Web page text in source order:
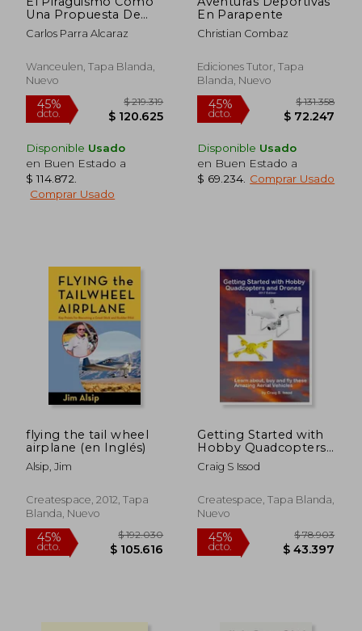
45%
Una Propuesta De
Enseñanza Recreativa
Carlos Parra Alcaraz
Wanceulen, Tapa Blanda,
Nuevo
Disponible Usado
en Buen Estado a
$ 114.872
Comprar Usado
En Parapente
Christian Combaz
Ediciones Tutor, Tapa
Blanda, Nuevo
Disponible Usado
en Buen Estado a
$ 69.234 Comprar Usado
flying the tail wheel
airplane (en Inglés)
Alsip, Jim
Createspace, 2012, Tapa
Blanda, Nuevo
Getting Started with
Hobby Quadcopters
and Drones: Learn
about, buy and fly
vehicles
Craig S Issod
Createspace, Tapa Blanda,
Nuevo